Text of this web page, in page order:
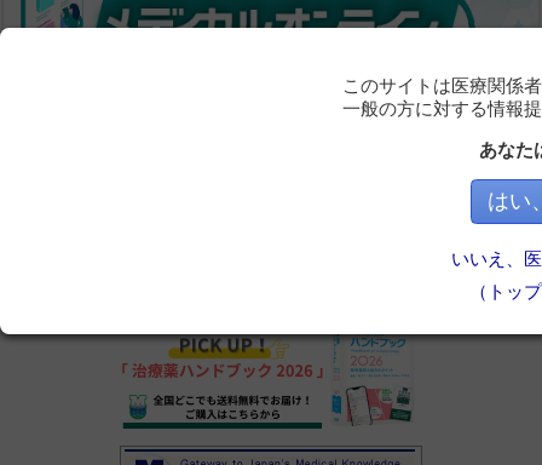
このサイトは医療関係
一般の方に対する情報
あなた
はい
いいえ、
（トッ